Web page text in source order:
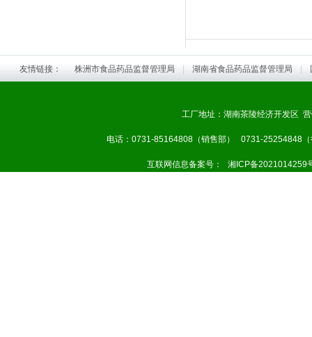
友情链接： 株洲市食品药品监督管理局 湖南省食品药品监督管理局
工厂地址：湖南茶陵经济开发区
电话：0731-85164808（销售部） 0731-25254848
互联网信息备案号： 湘ICP备2021014259